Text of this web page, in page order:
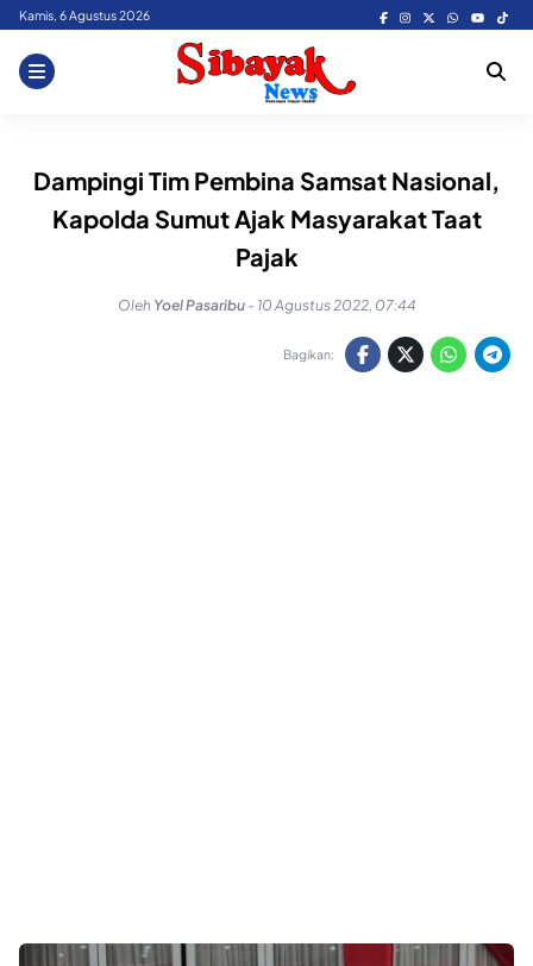
Skip
content
Kamis, 6 Agustus 2026
Dampingi Tim Pembina Samsat Nasional,
Kapolda Sumut Ajak Masyarakat Taat
Pajak
Oleh Yoel Pasaribu - 10 Agustus 2022, 07:44
Bagikan: